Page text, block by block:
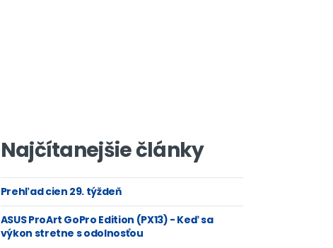
Najčítanejšie články
Prehľad cien 29. týždeň
ASUS ProArt GoPro Edition (PX13) - Keď sa
výkon stretne s odolnosťou